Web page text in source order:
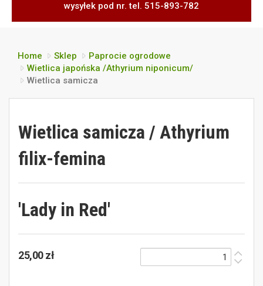
wysyłek pod nr. tel. 515-893-782
Home Sklep
Paprocie ogrodowe
Wietlica japońska /Athyrium niponicum/
Wietlica samicza
Wietlica samicza / Athyrium
filix-femina
'Lady in Red'
25,00 zł